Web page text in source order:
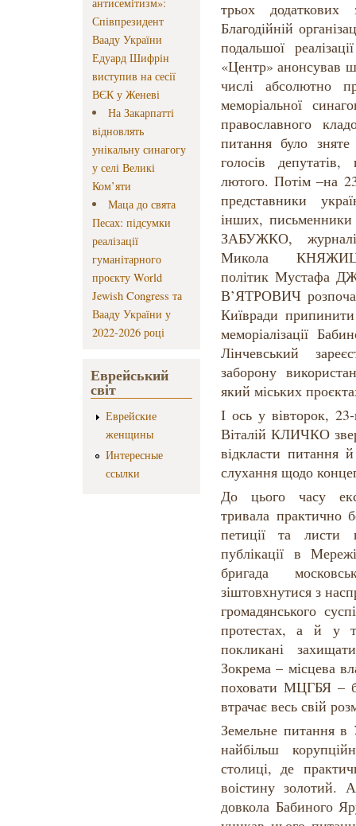
Співпрезидент
Вааду України
Едуард Шифрін
виступив на сесії
ВЄК у Женеві
На Закарпатті
відновлять
унікальну синагогу
у селі Великі
Ком’яти
Маца до свята
Песах: підсумки
реалізації
гуманітарного
проєкту World
Jewish Congress та
Вааду України у
2022-2026 році
Еврейський
світ
Еврейские
женщины
Интересные
ссылки
трьох
Благодійній
подальшої
«Центр» анонсував
числі абсолютно
меморіальної
православного
питання було
голосів
лютого. Потім –на
представники
інших,
ЗАБУЖКО,
Микола
політик Мустафа
В’ЯТРОВИЧ
Київради припинити
меморіалізації
Лінчевський
заборону
який міських
І ось у вівторок,
Віталій КЛИЧКО
відкласти питання
слухання щодо
До цього часу
тривала практично
петиції та листи
публікації в
бригада
зіштовхнутися з
громадянського
протестах, а й у
покликані
Зокрема – місцева
поховати МЦГБЯ –
втрачає весь свій
Земельне питання в
найбільш
столиці, де
воістину золотий.
довкола Бабиного